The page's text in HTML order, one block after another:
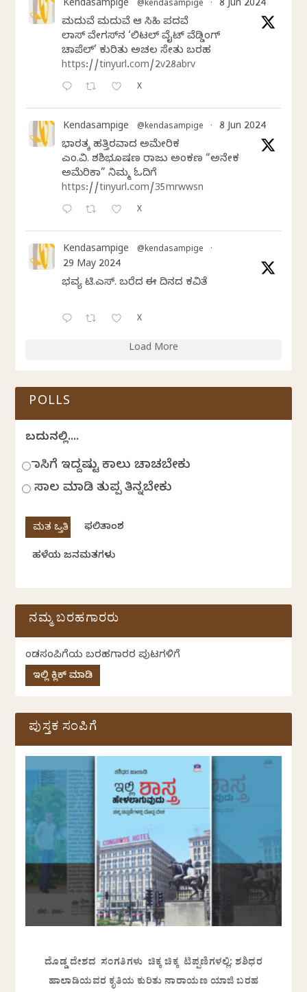
Kendasampige @kendasampige · 8 Jun 2024
ಮದುವೆ ಮದುವೆ ಆ ಸಿಹಿ ಪದವೆ
ಲಾಸ್‌ ವೇಗಸ್‌ನ ‘ಲಿಟಲ್ ವೈಟ್ ವೆಡ್ಡಿಂಗ್
ಚಾಪೆಲ್’ ಕುರಿತು ಅಚಲ ಸೇತು ಬರಹ
https://tinyurl.com/2v28abrv
X
Kendasampige @kendasampige · 8 Jun 2024
ಭಾರತಕ್ಕೆ ಹತ್ತಿರವಾದ ಅಮೇರಿಕ
ಎಂ.ವಿ. ಶಶಿಭೂಷಣ ರಾಜು ಅಂಕಣ “ಅನೇಕ
ಅಮೆರಿಕಾ” ನಿಮ್ಮ ಓದಿಗೆ
https://tinyurl.com/35mrwwsn
X
Kendasampige @kendasampige ·
29 May 2024
ಭವ್ಯ ಟಿ.ಎಸ್. ಬರೆದ ಈ ದಿನದ ಕವಿತೆ
X
Load More
POLLS
ಬದುಕಿನಲ್ಲಿ....
ಹಾಸಿಗೆ ಇದ್ದಷ್ಟು ಕಾಲು ಚಾಚಬೇಕು
ಸಾಲ ಮಾಡಿ ತುಪ್ಪ ತಿನ್ನಬೇಕು
ಫಲಿತಾಂಶ
ಹಳೆಯ ಜನಮತಗಳು
ನಮ್ಮ ಬರಹಗಾರರು
ಕೆಂಡಸಂಪಿಗೆಯ ಬರಹಗಾರರ ಪುಟಗಳಿಗೆ
ಇಲ್ಲಿ ಕ್ಲಿಕ್ ಮಾಡಿ
ಪುಸ್ತಕ ಸಂಪಿಗೆ
ದೊಡ್ಡ ದೇಶದ ಸಂಗತಿಗಳು ಚಿಕ್ಕ ಚಿಕ್ಕ ಟಿಪ್ಪಣಿಗಳಲ್ಲಿ: ಶಶಿಧರ
ಹಾಲಾಡಿಯವರ ಕೃತಿಯ ಕುರಿತು ನಾರಾಯಣ ಯಾಜಿ ಬರಹ